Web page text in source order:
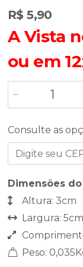
R$ 5,90
A Vista
ou em
Consulte as
Dimensões
Altura: 3cm
Largura: 5cm
Peso: